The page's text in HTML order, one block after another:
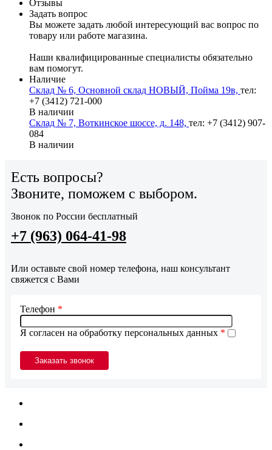
Отзывы
Задать вопрос
Вы можете задать любой интересующий вас вопрос по
товару или работе магазина.
Наши квалифицированные специалисты обязательно
вам помогут.
Наличие
Склад № 6, Основной склад НОВЫЙ, Пойма 19в, тел:
+7 (3412) 721-000
В наличии
Склад № 7, Воткинское шоссе, д. 148, тел: +7 (3412) 907-
084
В наличии
Есть вопросы?
Звоните, поможем с выбором.
Звонок по России бесплатный
+7 (963) 064-41-98
Или оставьте свой номер телефона, наш консультант
свяжется с Вами
Я согласен на обработку персональных данных *
Телефон *